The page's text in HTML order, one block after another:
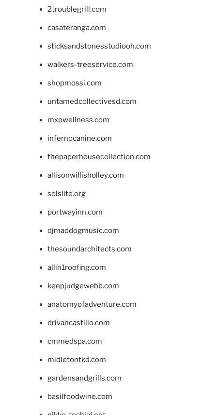
2troublegrill.com
casateranga.com
sticksandstonesstudiooh.com
walkers-treeservice.com
shopmossi.com
untamedcollectivesd.com
mxpwellness.com
infernocanine.com
thepaperhousecollection.com
allisonwillisholley.com
solslite.org
portwayinn.com
djmaddogmusic.com
thesoundarchitects.com
allin1roofing.com
keepjudgewebb.com
anatomyofadventure.com
drivancastillo.com
cmmedspa.com
midletontkd.com
gardensandgrills.com
basilfoodwine.com